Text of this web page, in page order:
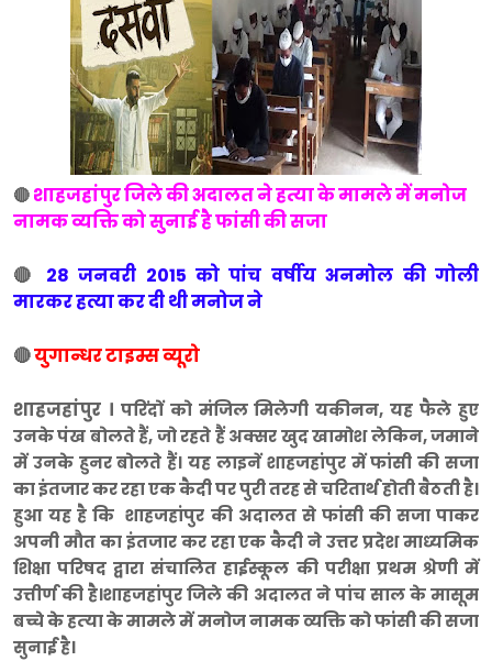
🔴शाहजहांपुर जिले की अदालत ने हत्‍या के मामले में मनोज
नामक व्यक्ति को सुनाई है फांसी की सजा
🔴 28 जनवरी 2015 को पांच वर्षीय अनमोल की गोली
मारकर हत्या कर दी थी मनोज ने
🔴युगान्धर टाइम्स व्यूरो
शाहजहांपुर । परिंदों को मंजिल मिलेगी यकीनन, यह फैले हुए
उनके पंख बोलते हैं, जो रहते हैं अक्सर खुद खामोश लेकिन, जमाने
में उनके हुनर बोलते हैं। यह लाइनें शाहजहांपुर में फांसी की सजा
का इंतजार कर रहा एक कैदी पर पुरी तरह से चरितार्थ होती बैठती है।
हुआ यह है कि शाहजहांपुर की अदालत से फांसी की सजा पाकर
अपनी मौत का इंतजार कर रहा एक कैदी ने उत्तर प्रदेश माध्‍यमिक
शिक्षा परिषद द्वारा संचालित हाईस्कूल की परीक्षा प्रथम श्रेणी में
उत्तीर्ण की है।शाहजहांपुर जिले की अदालत ने पांच साल के मासूम
बच्चे के हत्‍या के मामले में मनोज नामक व्यक्ति को फांसी की सजा
सुनाई है।